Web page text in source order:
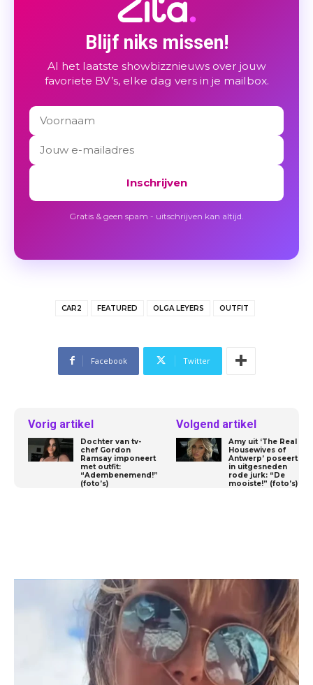
Blijf niks missen!
Al het laatste showbizznieuws over jouw
favoriete BV’s, elke dag vers in je mailbox.
Inschrijven
Gratis & geen spam - uitschrijven kan altijd.
CAR2 FEATURED OLGA LEYERS OUTFIT
Facebook Twitter
Vorig artikel
Dochter van tv-
chef Gordon
Ramsay imponeert
met outfit:
“Adembenemend!”
(foto’s)
Volgend artikel
Amy uit ‘The Real
Housewives of
Antwerp’ poseert
in uitgesneden
rode jurk: “De
mooiste!” (foto’s)